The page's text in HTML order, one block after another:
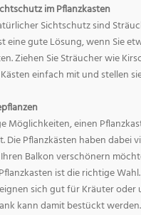
im Pflanzkasten
Sichtschutz sind
eine gute Lösung, wenn Sie
Ziehen Sie Sträucher wie
einfach mit und stellen
Möglichkeiten, einen
Die Pflanzkästen haben dabei
Balkon verschönern
ist die richtige
sich gut für Kräuter oder
kann damit bestückt werden.